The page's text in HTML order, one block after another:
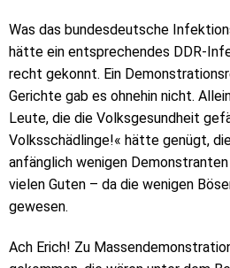
Was das bundesdeutsche
hätte ein entsprechendes DDR-
recht gekonnt. Ein
Gerichte gab es ohnehin nicht.
Leute, die die Volksgesundheit
Volksschädlinge!« hätte genügt,
anfänglich wenigen
vielen Guten – da die wenigen
gewesen.
Ach Erich! Zu